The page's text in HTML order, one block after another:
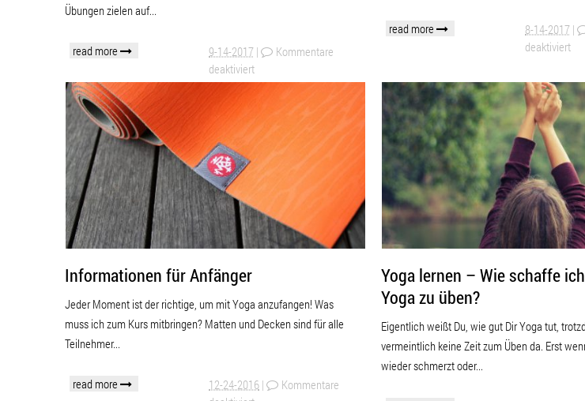
Übungen zielen auf...
read more 9-14-2017 |
Kommentare
deaktiviert
read more 8-14-2017 |
deaktiviert
Informationen für Anfänger
Jeder Moment ist der richtige, um mit Yoga anzufangen! Was
muss ich zum Kurs mitbringen? Matten und Decken sind für alle
Teilnehmer...
read more 12-24-2016 |
Kommentare
Yoga lernen – Wie schaffe
Yoga zu üben?
Eigentlich weißt Du, wie gut Dir Yoga tut,
vermeintlich keine Zeit zum Üben da. Erst
wieder schmerzt oder...